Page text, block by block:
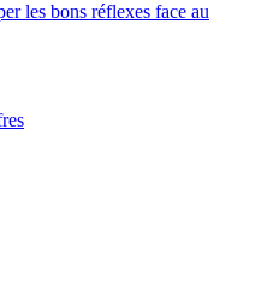
les bons réflexes face au